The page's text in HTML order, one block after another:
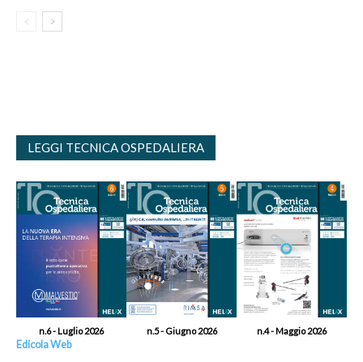
LEGGI TECNICA OSPEDALIERA
n.6 - Luglio 2026 n.5 - Giugno 2026 n.4 - Maggio 2026
Edicola Web